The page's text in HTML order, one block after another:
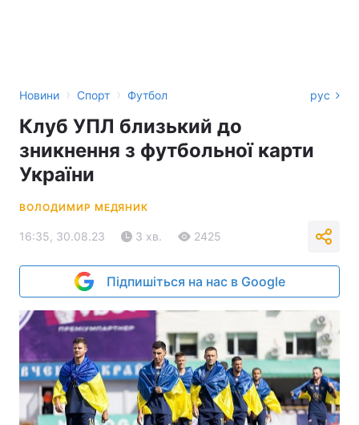
Новини › Спорт › Футбол рус
Клуб УПЛ близький до
зникнення з футбольної карти
України
ВОЛОДИМИР МЕДЯНИК
16:35, 30.08.23 3 хв. 2425
Підпишіться на нас в Google